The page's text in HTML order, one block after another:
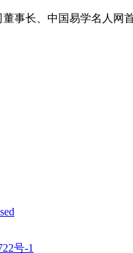
事长、中国易学名人
号-1